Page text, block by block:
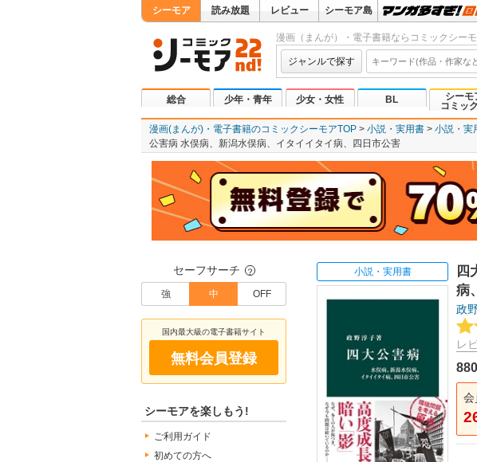
シーモア 読み放題 レビュー シーモア島
漫画（まんが）・電子書籍ならコミックシーモ
ジャンルで探す
総合 少年・青年 少女・女性 BL
シーモ
コミッ
漫画(まんが)・電子書籍のコミックシーモアTOP 小説・実用書 小説・実
公害病 水俣病、新潟水俣病、イタイイタイ病、四日市公害
セーフサーチ ？
強 中 OFF
国内最大級の電子書籍サイト
無料会員登録
シーモアを楽しもう!
ご利用ガイド
初めての方へ
小説・実用書
四
病
政
レ
会